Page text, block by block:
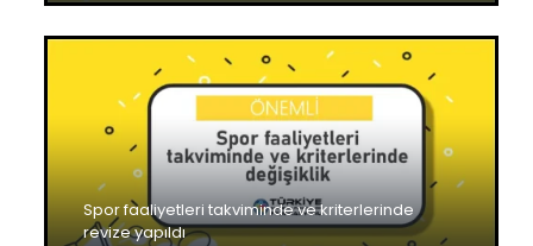
Spor faaliyetleri takviminde ve kriterlerinde
revize yapıldı